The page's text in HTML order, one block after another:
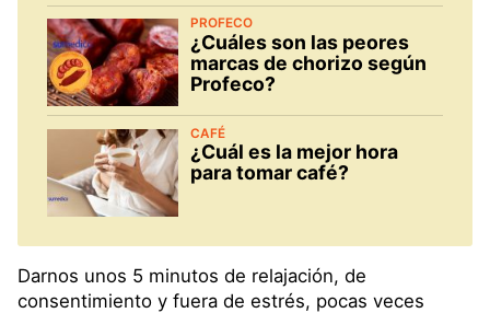
PROFECO
¿Cuáles son las peores
marcas de chorizo según
Profeco?
CAFÉ
¿Cuál es la mejor hora
para tomar café?
Darnos unos 5 minutos de relajación, de
consentimiento y fuera de estrés, pocas veces